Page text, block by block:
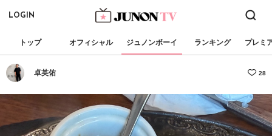
LOGIN
トップ オフィシャル ジュノンボーイ ランキング プレミ
卓英佑 28